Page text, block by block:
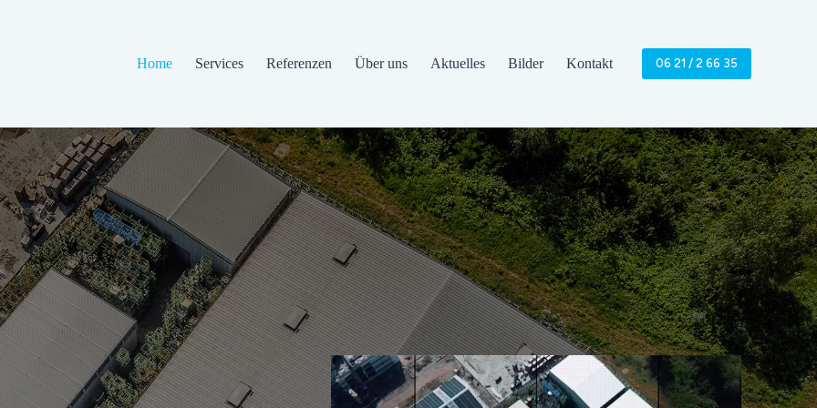
Home Services Referenzen Über uns Aktuelles Bilder Kontakt 06 21 / 2 66 35